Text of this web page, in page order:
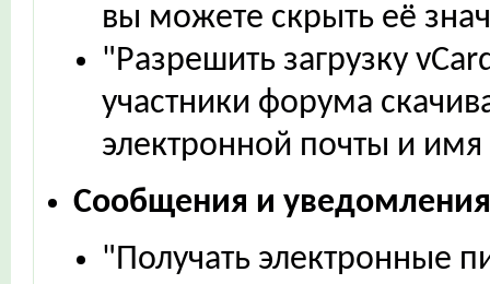
вы можете скрыть её
"Разрешить загрузку
участники форума
электронной почты и имя
Сообщения и уведомления
"Получать электронные